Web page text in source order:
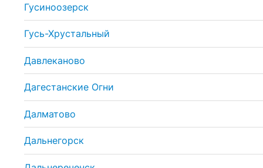
Гусиноозерск
Гусь-Хрустальный
Давлеканово
Дагестанские Огни
Далматово
Дальнегорск